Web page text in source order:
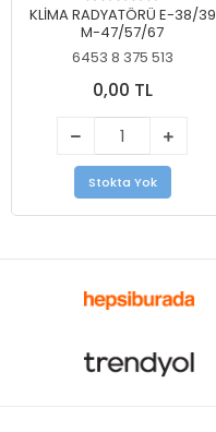
KLİMA RADYATÖRÜ E-38/39
M-47/57/67
6453 8 375 513
0,00 TL
Stokta Yok